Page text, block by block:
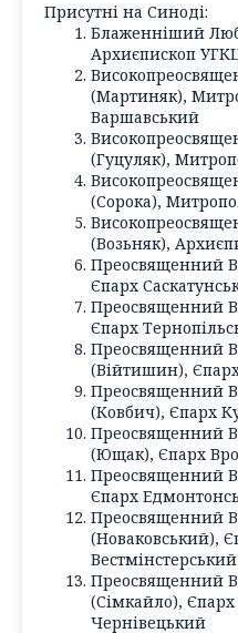
Присутні на Синоді:
Блаженніший
Архиєпископ
(Мартиняк),
Варшавський
(Гуцуляк),
(Сорока),
(Возьняк),
Преосвященний
Єпарх
Преосвященний
Єпарх
Преосвященний
(Війтишин),
Преосвященний
(Ковбич), Єпарх
Преосвященний
(Ющак), Єпарх
Преосвященний
Єпарх
Преосвященний
(Новаковський),
Вестмінстерський
Преосвященний
(Сімкайло),
Чернівецький